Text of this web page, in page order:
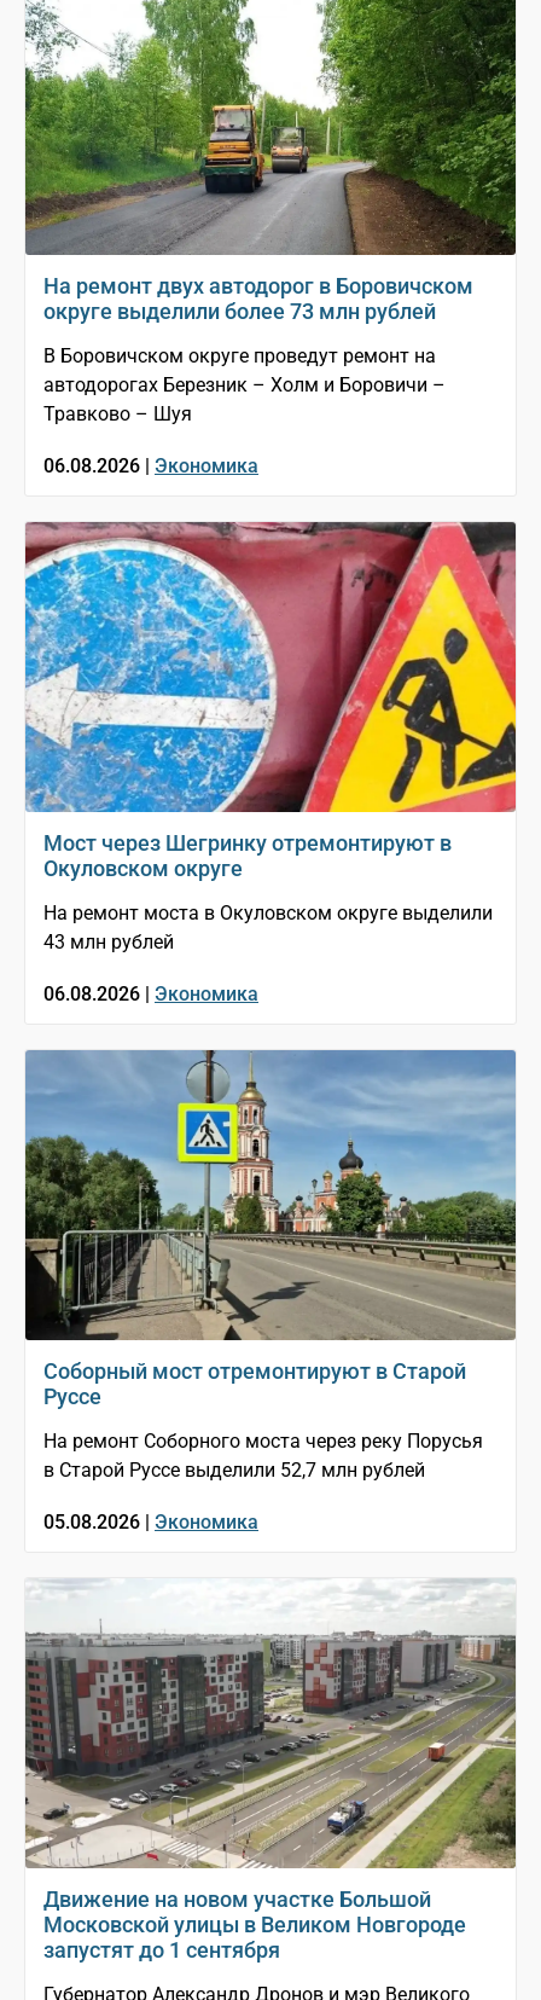
На ремонт двух автодорог в Боровичском
округе выделили более 73 млн рублей
В Боровичском округе проведут ремонт на
автодорогах Березник – Холм и Боровичи –
Травково – Шуя
06.08.2026 | Экономика
Мост через Шегринку отремонтируют в
Окуловском округе
На ремонт моста в Окуловском округе выделили
43 млн рублей
06.08.2026 | Экономика
Соборный мост отремонтируют в Старой
Руссе
На ремонт Соборного моста через реку Порусья
в Старой Руссе выделили 52,7 млн рублей
05.08.2026 | Экономика
Движение на новом участке Большой
Московской улицы в Великом Новгороде
запустят до 1 сентября
Губернатор Александр Дронов и мэр Великого